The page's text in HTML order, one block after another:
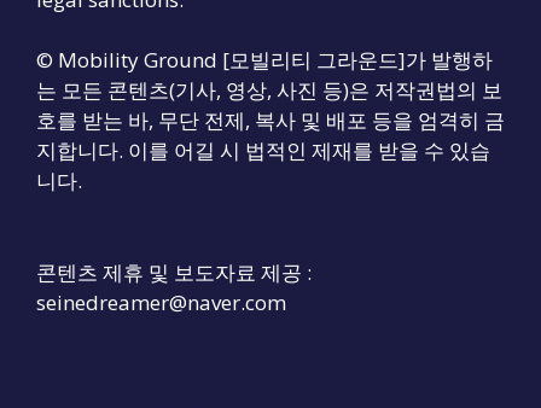
© Mobility Ground [모빌리티 그라운드]가 발행하
는 모든 콘텐츠(기사, 영상, 사진 등)은 저작권법의 보
호를 받는 바, 무단 전제, 복사 및 배포 등을 엄격히 금
지합니다. 이를 어길 시 법적인 제재를 받을 수 있습
니다.
콘텐츠 제휴 및 보도자료 제공 :
seinedreamer@naver.com